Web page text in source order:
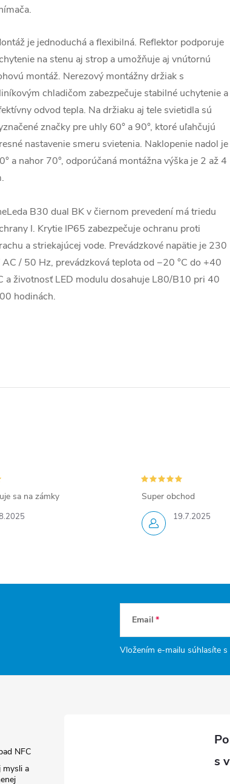
je jednoduchá a flexibilná. Reflektor podporuje
na stenu aj strop a umožňuje aj vnútornú
montáž. Nerezový montážny držiak s
chladičom zabezpečuje stabilné uchytenie a
odvod tepla. Na držiaku aj tele svietidla sú
značky pre uhly 60° a 90°, ktoré uľahčujú
nastavenie smeru svietenia. Naklopenie nadol je
a nahor 70°, odporúčaná montážna výška je 2 až 4
B30 dual BK v čiernom prevedení má triedu
I. Krytie IP65 zabezpečuje ochranu proti
a striekajúcej vode. Prevádzkové napätie je 230
AC / 50 Hz, prevádzková teplota od −20 °C do +40
a životnosť LED modulu dosahuje L80/B10 pri 40
hodinách.
sa na zámky
19.7.2025
Super obchod
Email
Vložením e-mailu súhlasíte s
NFC
mysli a